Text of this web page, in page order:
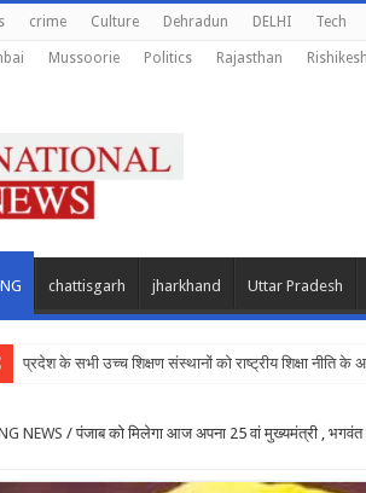
crime Culture Dehradun DELHI Tech
Mussoorie Politics Rajasthan Rishikesh
chattisgarh jharkhand Uttar Pradesh
प्रदेश के सभी उच्च शिक्षण संस्थानों को राष्ट्रीय शिक्षा नीति
NEWS / पंजाब को मिलेगा आज अपना 25 वां मुख्यमंत्री ,